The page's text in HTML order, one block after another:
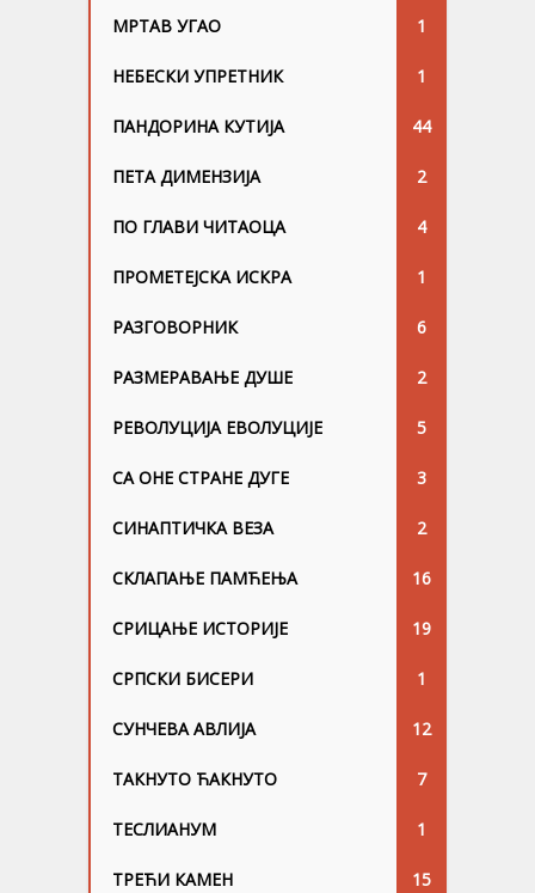
МРТАВ УГАО 1
НЕБЕСКИ УПРЕТНИК 1
ПАНДОРИНА КУТИЈА 44
ПЕТА ДИМЕНЗИЈА 2
ПО ГЛАВИ ЧИТАОЦА 4
ПРОМЕТЕЈСКА ИСКРА 1
РАЗГОВОРНИК 6
РАЗМЕРАВАЊЕ ДУШЕ 2
РЕВОЛУЦИЈА ЕВОЛУЦИЈЕ 5
СА ОНЕ СТРАНЕ ДУГЕ 3
СИНАПТИЧКА ВЕЗА 2
СКЛАПАЊЕ ПАМЋЕЊА 16
СРИЦАЊЕ ИСТОРИЈЕ 19
СРПСКИ БИСЕРИ 1
СУНЧЕВА АВЛИЈА 12
ТАКНУТО ЋАКНУТО 7
ТЕСЛИАНУМ 1
ТРЕЋИ КАМЕН 15